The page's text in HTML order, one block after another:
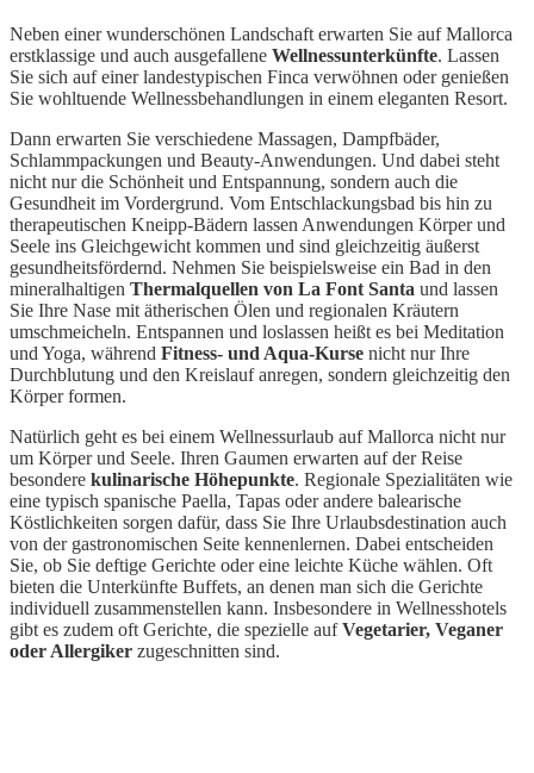
Neben einer wunderschönen Landschaft erwarten Sie auf Mallorca
erstklassige und auch ausgefallene Wellnessunterkünfte. Lassen
Sie sich auf einer landestypischen Finca verwöhnen oder genießen
Sie wohltuende Wellnessbehandlungen in einem eleganten Resort.
Dann erwarten Sie verschiedene Massagen, Dampfbäder,
Schlammpackungen und Beauty-Anwendungen. Und dabei steht
nicht nur die Schönheit und Entspannung, sondern auch die
Gesundheit im Vordergrund. Vom Entschlackungsbad bis hin zu
therapeutischen Kneipp-Bädern lassen Anwendungen Körper und
Seele ins Gleichgewicht kommen und sind gleichzeitig äußerst
gesundheitsfördernd. Nehmen Sie beispielsweise ein Bad in den
mineralhaltigen Thermalquellen von La Font Santa und lassen
Sie Ihre Nase mit ätherischen Ölen und regionalen Kräutern
umschmeicheln. Entspannen und loslassen heißt es bei Meditation
und Yoga, während Fitness- und Aqua-Kurse nicht nur Ihre
Durchblutung und den Kreislauf anregen, sondern gleichzeitig den
Körper formen.
Natürlich geht es bei einem Wellnessurlaub auf Mallorca nicht nur
um Körper und Seele. Ihren Gaumen erwarten auf der Reise
besondere kulinarische Höhepunkte. Regionale Spezialitäten wie
eine typisch spanische Paella, Tapas oder andere balearische
Köstlichkeiten sorgen dafür, dass Sie Ihre Urlaubsdestination auch
von der gastronomischen Seite kennenlernen. Dabei entscheiden
Sie, ob Sie deftige Gerichte oder eine leichte Küche wählen. Oft
bieten die Unterkünfte Buffets, an denen man sich die Gerichte
individuell zusammenstellen kann. Insbesondere in Wellnesshotels
gibt es zudem oft Gerichte, die spezielle aufVegetarier, Veganer
oder Allergiker zugeschnitten sind.